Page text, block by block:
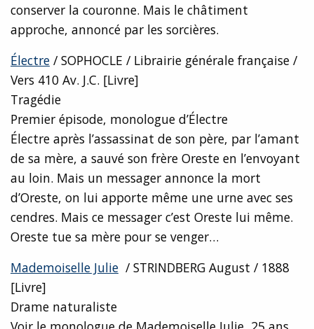
conserver la couronne. Mais le châtiment
approche, annoncé par les sorcières.
Électre / SOPHOCLE / Librairie générale française /
Vers 410 Av. J.C. [Livre]
Tragédie
Premier épisode, monologue d’Électre
Électre après l’assassinat de son père, par l’amant
de sa mère, a sauvé son frère Oreste en l’envoyant
au loin. Mais un messager annonce la mort
d’Oreste, on lui apporte même une urne avec ses
cendres. Mais ce messager c’est Oreste lui même.
Oreste tue sa mère pour se venger…
Mademoiselle Julie / STRINDBERG August / 1888
[Livre]
Drame naturaliste